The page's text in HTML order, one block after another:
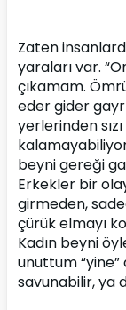
Zaten
yaraları var.
çıkamam.
eder gider
yerlerinden
beyni gereği
Erkekler bir
girmeden,
çürük elmayı
Kadın beyni
unuttum
savunabilir, ya